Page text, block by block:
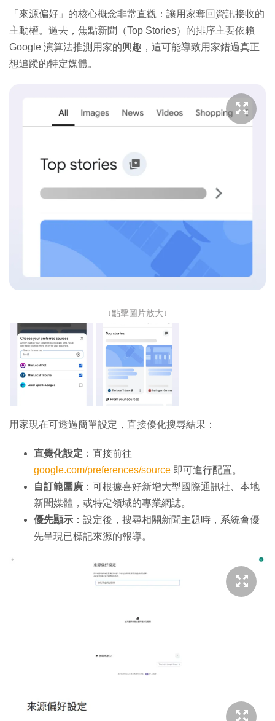
「來源偏好」的核心概念非常直觀：讓用家奪回資訊接收的
主動權。過去，焦點新聞（Top Stories）的排序主要依賴
Google 演算法推測用家的興趣，這可能導致用家錯過真正
想追蹤的特定媒體。
↓點擊圖片放大↓
用家現在可透過簡單設定，直接優化搜尋結果：
直覺化設定 ：直接前往
google.com/preferences/source 即可進行配置。
自訂範圍廣 ：可根據喜好新增大型國際通訊社、本地
新聞媒體，或特定領域的專業網誌。
優先顯示 ：設定後，搜尋相關新聞主題時，系統會優
先呈現已標記來源的報導。